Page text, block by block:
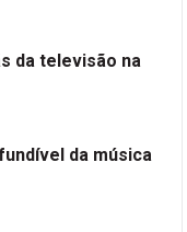
da televisão na
da música